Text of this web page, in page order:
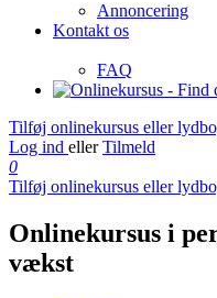
Annoncering
Kontakt os
FAQ
Tilføj onlinekursus eller
Log ind eller Tilmeld
0
Tilføj onlinekursus eller
Onlinekursus i
vækst